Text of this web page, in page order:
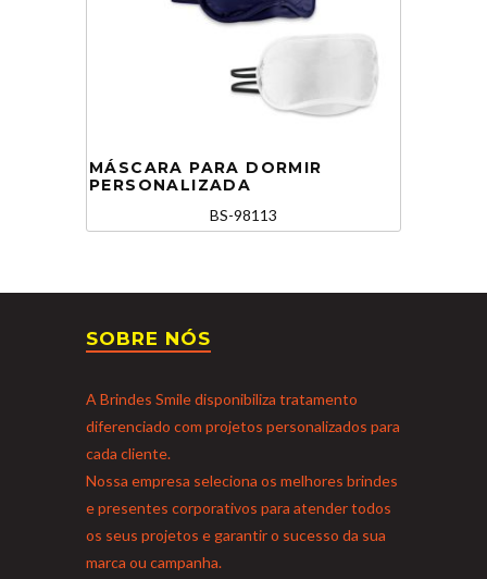
MÁSCARA PARA DORMIR
PERSONALIZADA
BS-98113
SOBRE NÓS
A Brindes Smile disponibiliza tratamento
diferenciado com projetos personalizados para
cada cliente.
Nossa empresa seleciona os melhores brindes
e presentes corporativos para atender todos
os seus projetos e garantir o sucesso da sua
marca ou campanha.